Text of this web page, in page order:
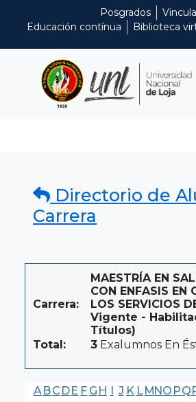
Posgrados
Educación contínua
Biblioteca
Directorio de
Carrera
Carrera:
MAESTRÍA EN
CON ENFASIS EN
LOS SERVICIOS
Vigente -
Títulos)
Total:
3 Exalumnos En
A BC DE F G H I J K LMNO PQ